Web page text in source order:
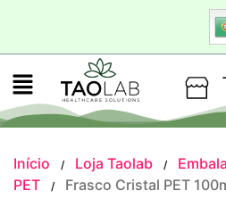
Loja
Início / Loja Taolab /
PET
/ Frasco Cristal PET